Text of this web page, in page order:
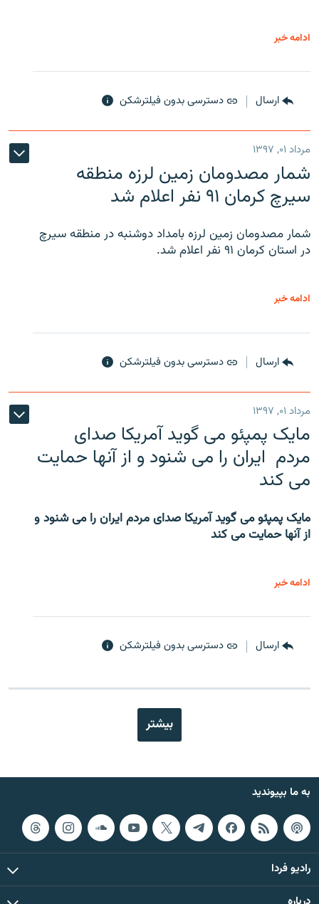
ادامه خبر
ارسال دسترسی بدون فیلترشکن
مرداد ۰۱, ۱۳۹۷
شمار مصدومان زمین لرزه منطقه
سیرچ کرمان ۹۱ نفر اعلام شد
شمار مصدومان زمین لرزه بامداد دوشنبه در منطقه سیرچ
در استان کرمان ۹۱ نفر اعلام شد.
ادامه خبر
ارسال دسترسی بدون فیلترشکن
مرداد ۰۱, ۱۳۹۷
مایک پمپئو می گوید آمریکا صدای
مردم ایران را می شنود و از آنها حمایت
می کند
مایک پمپئو می گوید آمریکا صدای مردم ایران را می شنود و
از آنها حمایت می کند
ادامه خبر
ارسال دسترسی بدون فیلترشکن
بیشتر
به ما بپیوندید
رادیو فردا